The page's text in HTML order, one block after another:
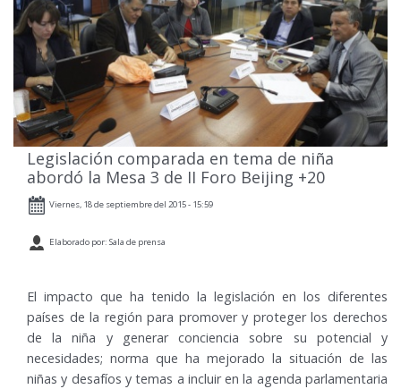
Legislación comparada en tema de niña
abordó la Mesa 3 de II Foro Beijing +20
Viernes, 18 de septiembre del 2015 - 15:59
Elaborado por: Sala de prensa
El impacto que ha tenido la legislación en los diferentes
países de la región para promover y proteger los derechos
de la niña y generar conciencia sobre su potencial y
necesidades; norma que ha mejorado la situación de las
niñas y desafíos y temas a incluir en la agenda parlamentaria